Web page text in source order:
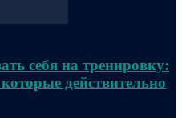
себя на тренировку:
действительно